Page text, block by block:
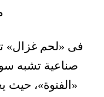
فى «لحم غزال»
صناعية تشبه
«الفتوة»، حيث